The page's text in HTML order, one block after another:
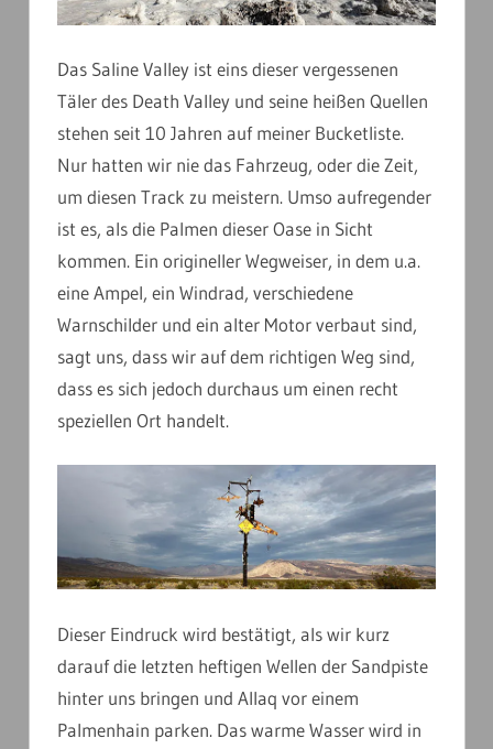
Das Saline Valley ist eins dieser vergessenen
Täler des Death Valley und seine heißen Quellen
stehen seit 10 Jahren auf meiner Bucketliste.
Nur hatten wir nie das Fahrzeug, oder die Zeit,
um diesen Track zu meistern. Umso aufregender
ist es, als die Palmen dieser Oase in Sicht
kommen. Ein origineller Wegweiser, in dem u.a.
eine Ampel, ein Windrad, verschiedene
Warnschilder und ein alter Motor verbaut sind,
sagt uns, dass wir auf dem richtigen Weg sind,
dass es sich jedoch durchaus um einen recht
speziellen Ort handelt.
Dieser Eindruck wird bestätigt, als wir kurz
darauf die letzten heftigen Wellen der Sandpiste
hinter uns bringen und Allaq vor einem
Palmenhain parken. Das warme Wasser wird in